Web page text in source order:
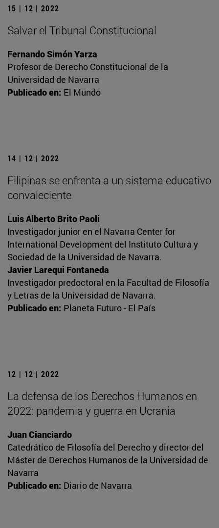
15 | 12 | 2022
Salvar el Tribunal Constitucional
Fernando Simón Yarza
Profesor de Derecho Constitucional de la
Universidad de Navarra
Publicado en: El Mundo
14 | 12 | 2022
Filipinas se enfrenta a un sistema educativo
convaleciente
Luis Alberto Brito Paoli
Investigador junior en el Navarra Center for
International Development del Instituto Cultura y
Sociedad de la Universidad de Navarra.
Javier Larequi Fontaneda
Investigador predoctoral en la Facultad de Filosofía
y Letras de la Universidad de Navarra.
Publicado en: Planeta Futuro - El País
12 | 12 | 2022
La defensa de los Derechos Humanos en
2022: pandemia y guerra en Ucrania
Juan Cianciardo
Catedrático de Filosofía del Derecho y director del
Máster de Derechos Humanos de la Universidad de
Navarra
Publicado en: Diario de Navarra